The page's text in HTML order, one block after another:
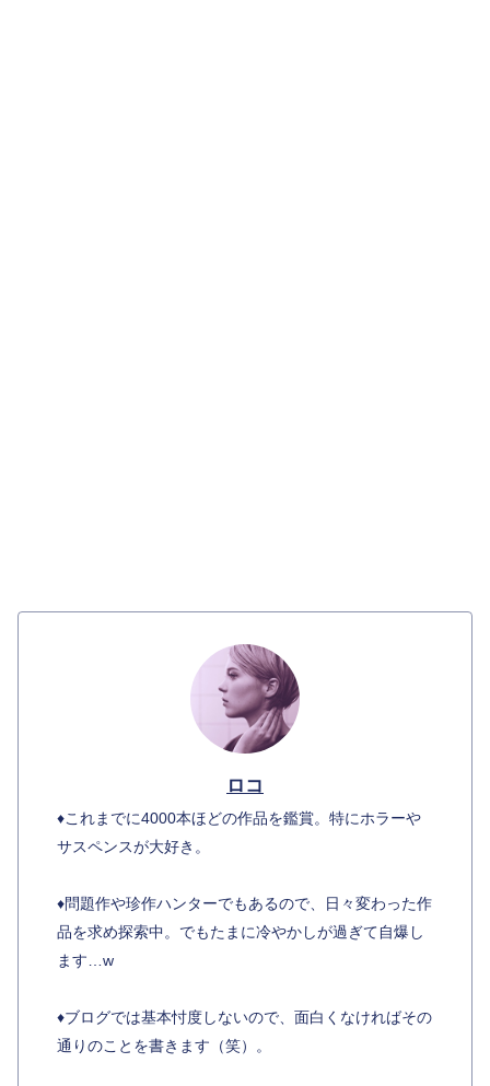
ロコ
♦︎これまでに4000本ほどの作品を鑑賞。特にホラーや
サスペンスが大好き。
♦︎問題作や珍作ハンターでもあるので、日々変わった作
品を求め探索中。でもたまに冷やかしが過ぎて自爆し
ます…w
♦︎ブログでは基本忖度しないので、面白くなければその
通りのことを書きます（笑）。